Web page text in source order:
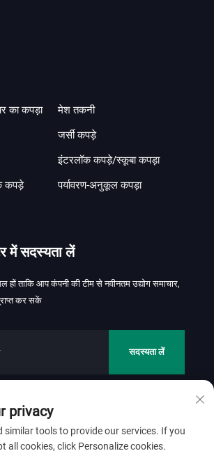
का कपड़ा
कपड़े
मेश तकनी
जर्सी कपड़े
इंटरलॉक कपड़े/स्कूबा कपड़ा
पर्यावरण-अनुकूल कपड़ा
में सदस्यता लें
हों ताकि आप कंपनी की टीम से नवीनतम उद्योग समाचार,
कर सकें
सदस्यता लें
जिनहुई टेक्सटाइल कं., लि. सर्वाधिकार सुरक्षित।
नीति
privacy
similar tools to provide our services. If you
all cookies, click Personalize cookies.